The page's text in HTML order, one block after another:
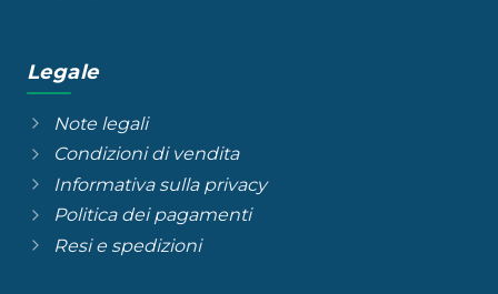
Legale
Note legali
Condizioni di vendita
Informativa sulla privacy
Politica dei pagamenti
Resi e spedizioni